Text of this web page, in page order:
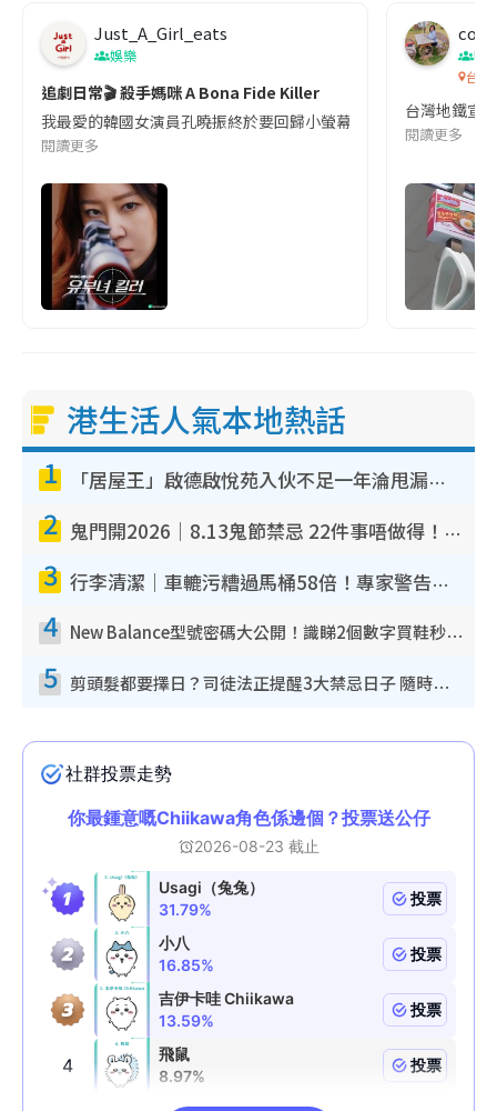
Just_A_Girl_eats
娛樂
追劇日常🎬 殺手媽咪 A Bona Fide Killer
我最愛的韓國女演員孔曉振終於要回歸小螢幕啦!這次的劇本改編
閱讀更多
co
吹
台灣
台灣地鐵宣
閱讀更多
港生活人氣本地熱話
1 「居屋王」啟德啟悅苑入伙不足一年淪甩漏之王！插頭噴火花致大停電 多戶業主全屋家電報銷
2 鬼門開2026｜8.13鬼節禁忌 22件事唔做得！燒肉、刺身要少食？半夜勿吹口哨/打呢個電話
3 行李清潔｜車轆污糟過馬桶58倍！專家警告忌用酒精抹 教1招免污手除菌
4 New Balance型號密碼大公開！識睇2個數字買鞋秒知功能免中伏 附5大熱門鞋款
5 剪頭髮都要擇日？司徒法正提醒3大禁忌日子 隨時剪走財運！呢日剪髮恐「剪壽命」？